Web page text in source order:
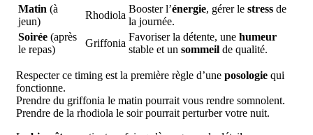
Matin (à
jeun)
Rhodiola
Booster l’énergie, gérer le stress de
la journée.
Soirée (après
le repas)
Griffonia
Favoriser la détente, une humeur
stable et un sommeil de qualité.
Respecter ce timing est la première règle d’une posologie qui
fonctionne.
Prendre du griffonia le matin pourrait vous rendre somnolent.
Prendre de la rhodiola le soir pourrait perturber votre nuit.